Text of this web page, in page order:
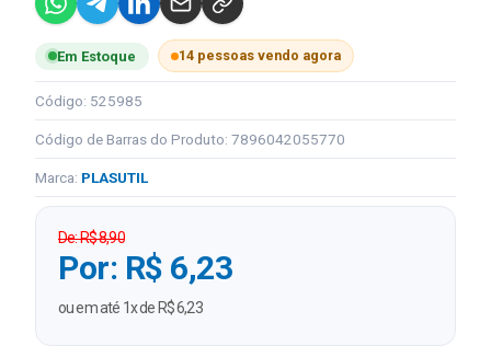
Em Estoque 14 pessoas vendo agora
Código: 525985
Código de Barras do Produto: 7896042055770
Marca: PLASUTIL
De: R$ 8,90
Por: R$ 6,23
ou em até 1x de R$ 6,23